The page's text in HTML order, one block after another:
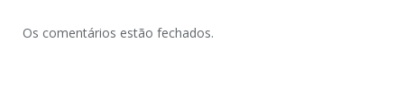
Os comentários estão fechados.